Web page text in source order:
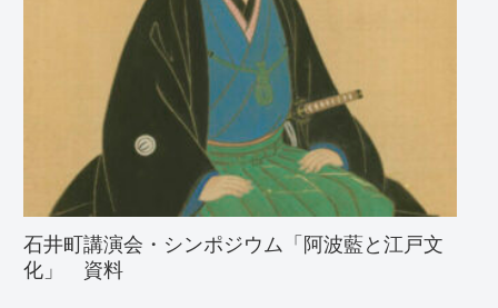
石井町講演会・シンポジウム「阿波藍と江戸文
化」 資料